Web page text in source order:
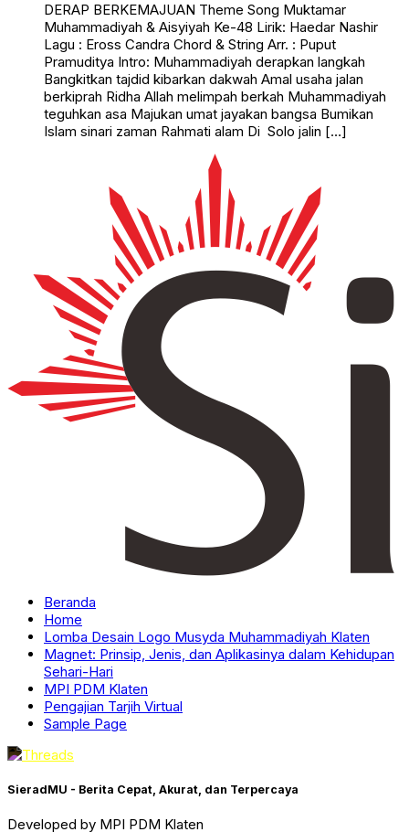
DERAP BERKEMAJUAN Theme Song Muktamar
Muhammadiyah & Aisyiyah Ke-48 Lirik: Haedar Nashir
Lagu : Eross Candra Chord & String Arr. : Puput
Pramuditya Intro: Muhammadiyah derapkan langkah
Bangkitkan tajdid kibarkan dakwah Amal usaha jalan
berkiprah Ridha Allah melimpah berkah Muhammadiyah
teguhkan asa Majukan umat jayakan bangsa Bumikan
Islam sinari zaman Rahmati alam Di Solo jalin […]
Beranda
Home
Lomba Desain Logo Musyda Muhammadiyah Klaten
Magnet: Prinsip, Jenis, dan Aplikasinya dalam Kehidupan
Sehari-Hari
MPI PDM Klaten
Pengajian Tarjih Virtual
Sample Page
SieradMU - Berita Cepat, Akurat, dan Terpercaya
Developed by MPI PDM Klaten